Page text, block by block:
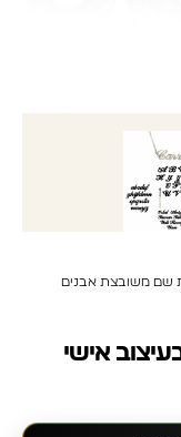
משובצת אבנים
אישי